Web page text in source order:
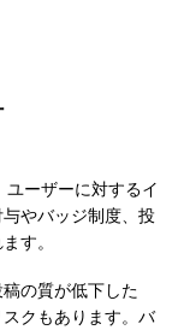
ーザーに対するイ
やバッジ制度、投
す。
の質が低下した
クもあります。バ